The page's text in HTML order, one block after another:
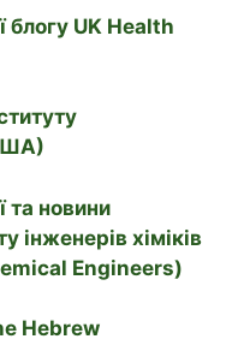
блогу UK Health
та новини
інженерів хіміків
Engineers)
Hebrew